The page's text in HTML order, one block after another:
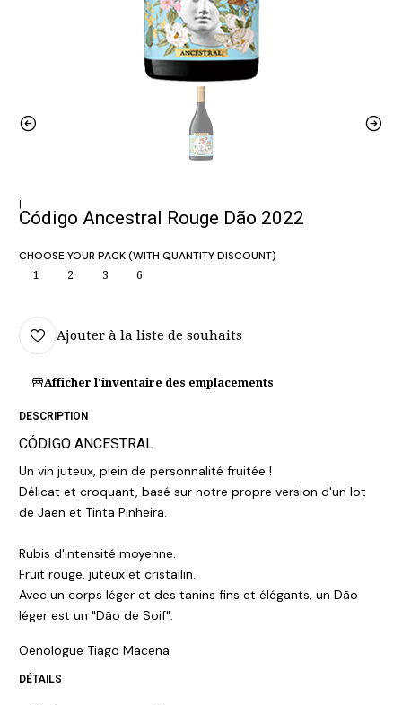
|
Código Ancestral Rouge Dão 2022
CHOOSE YOUR PACK (WITH QUANTITY DISCOUNT)
1 2 3 6
Ajouter à la liste de souhaits
Afficher l'inventaire des emplacements
DESCRIPTION
CÓDIGO ANCESTRAL
Un vin juteux, plein de personnalité fruitée !
Délicat et croquant, basé sur notre propre version d'un lot
de Jaen et Tinta Pinheira.
Rubis d'intensité moyenne.
Fruit rouge, juteux et cristallin.
Avec un corps léger et des tanins fins et élégants, un Dão
léger est un "Dão de Soif".
Oenologue Tiago Macena
DÉTAILS